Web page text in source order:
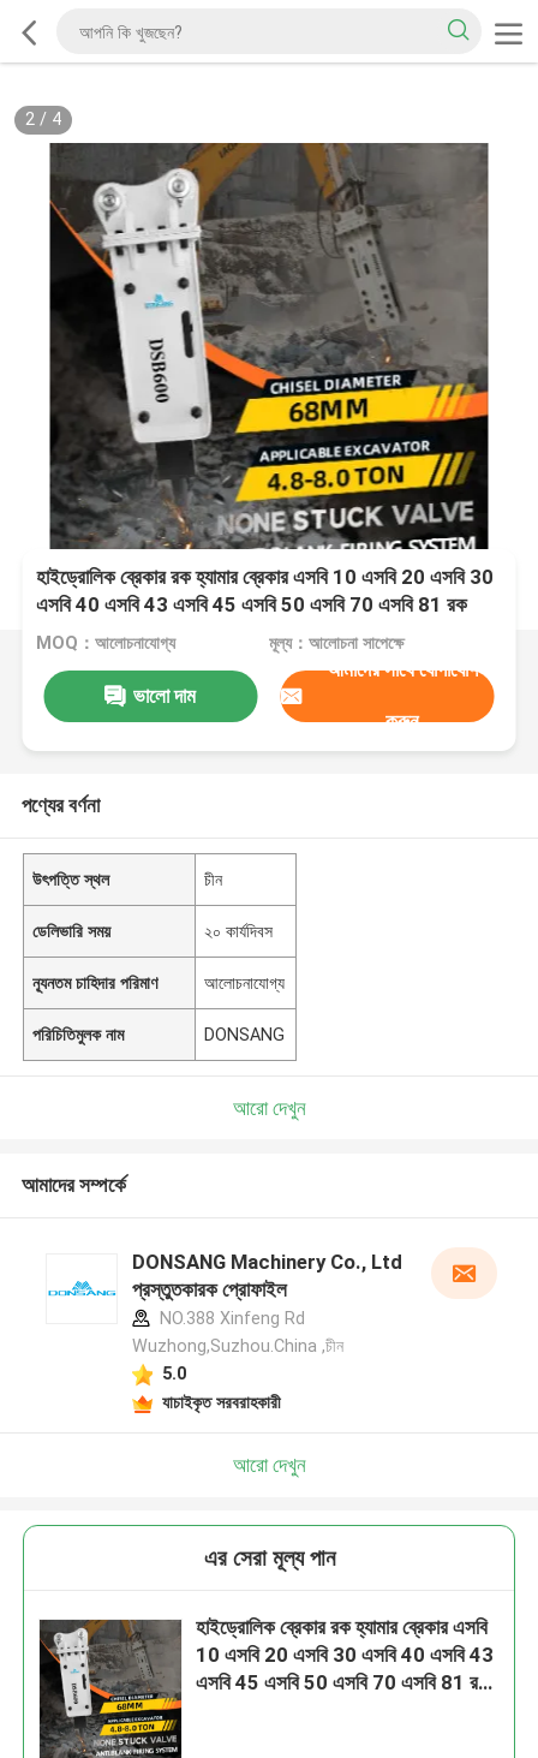
2/ 4
হাইড্রোলিক ব্রেকার রক হ্যামার ব্রেকার এসবি 10 এসবি 20 এসবি 30
এসবি 40 এসবি 43 এসবি 45 এসবি 50 এসবি 70 এসবি 81 রক
ব্রেকার এক্সক্যাভেটর হাইড্রোলিক ব্রেকার হ্যামার
MOQ：আলোচনাযোগ্য মূল্য：আলোচনা সাপেক্ষে
ভালো দাম
আমাদের সাথে যোগাযোগ
করুন
পণ্যের বর্ণনা
উৎপত্তি স্থল চীন
ডেলিভারি সময় ২০ কার্যদিবস
ন্যূনতম চাহিদার পরিমাণ আলোচনাযোগ্য
পরিচিতিমুলক নাম DONSANG
আরো দেখুন
আমাদের সম্পর্কে
DONSANG Machinery Co., Ltd
প্রস্তুতকারক প্রোফাইল
NO.388 Xinfeng Rd
Wuzhong,Suzhou.China ,চীন
5.0
যাচাইকৃত সরবরাহকারী
আরো দেখুন
এর সেরা মূল্য পান
হাইড্রোলিক ব্রেকার রক হ্যামার ব্রেকার এসবি
10 এসবি 20 এসবি 30 এসবি 40 এসবি 43
এসবি 45 এসবি 50 এসবি 70 এসবি 81 রক